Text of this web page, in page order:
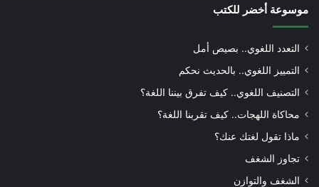
موسوعة أخضر للكتب
التعدد اللغوي.. بصيص أمل
التمييز اللغوي.. بالحديث نحكم
التصنيف اللغوي.. كيف تفرق بيننا اللغة؟
محاكاة اللهجات.. كيف تقربنا اللغة؟
ماذا تقول لغتك عنك؟
تجاوز الشغف
الشغف والتوازن